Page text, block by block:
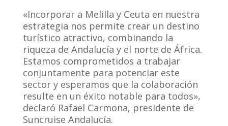
«Incorporar a Melilla y Ceuta en nuestra
estrategia nos permite crear un destino
turístico atractivo, combinando la
riqueza de Andalucía y el norte de África.
Estamos comprometidos a trabajar
conjuntamente para potenciar este
sector y esperamos que la colaboración
resulte en un éxito notable para todos»,
declaró Rafael Carmona, presidente de
Suncruise Andalucía.